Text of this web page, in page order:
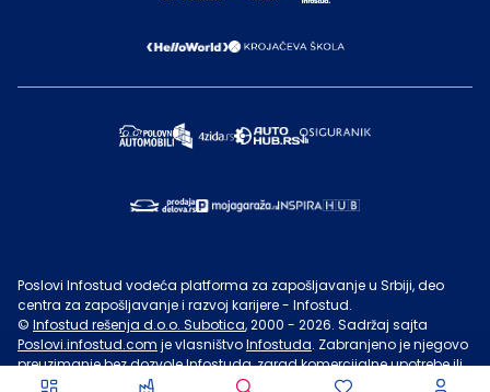
Poslovi Infostud vodeća platforma za zapošljavanje u Srbiji, deo
centra za zapošljavanje i razvoj karijere - Infostud.
© Infostud rešenja d.o.o. Subotica, 2000 - 2026. Sadržaj sajta
Poslovi.infostud.com je vlasništvoInfostuda. Zabranjeno je njegovo
preuzimanje bez dozvoleInfostuda, zarad komercijalne upotrebe ili
u druge svrhe, osim za lične potrebe posetilaca sajta.